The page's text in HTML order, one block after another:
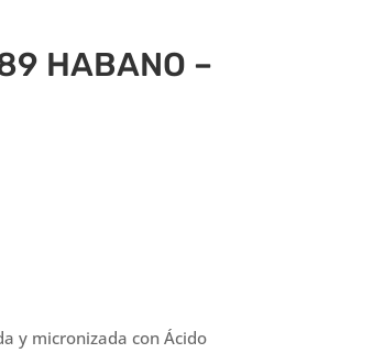
HABANO –
y micronizada con Ácido